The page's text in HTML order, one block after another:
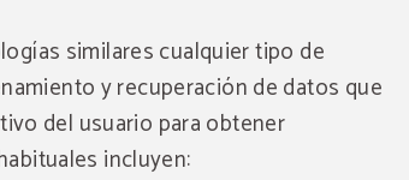
similares cualquier tipo de
y recuperación de datos que
del usuario para obtener
incluyen: